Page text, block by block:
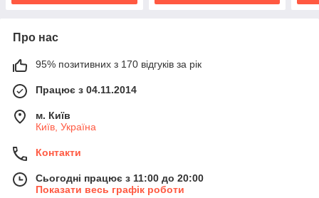
Про нас
95% позитивних з 170 відгуків за рік
Працює з 04.11.2014
м. Київ
Київ, Україна
Контакти
Сьогодні працює з 11:00 до 20:00
Показати весь графік роботи